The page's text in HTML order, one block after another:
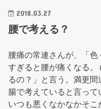
2018.03.27
腰で考える？
腰痛の常連さんが、「色
すぎると腰が痛くなる
るの？」と言う。満更
腸で考えていると言っ
いつも悪くなかなかそ